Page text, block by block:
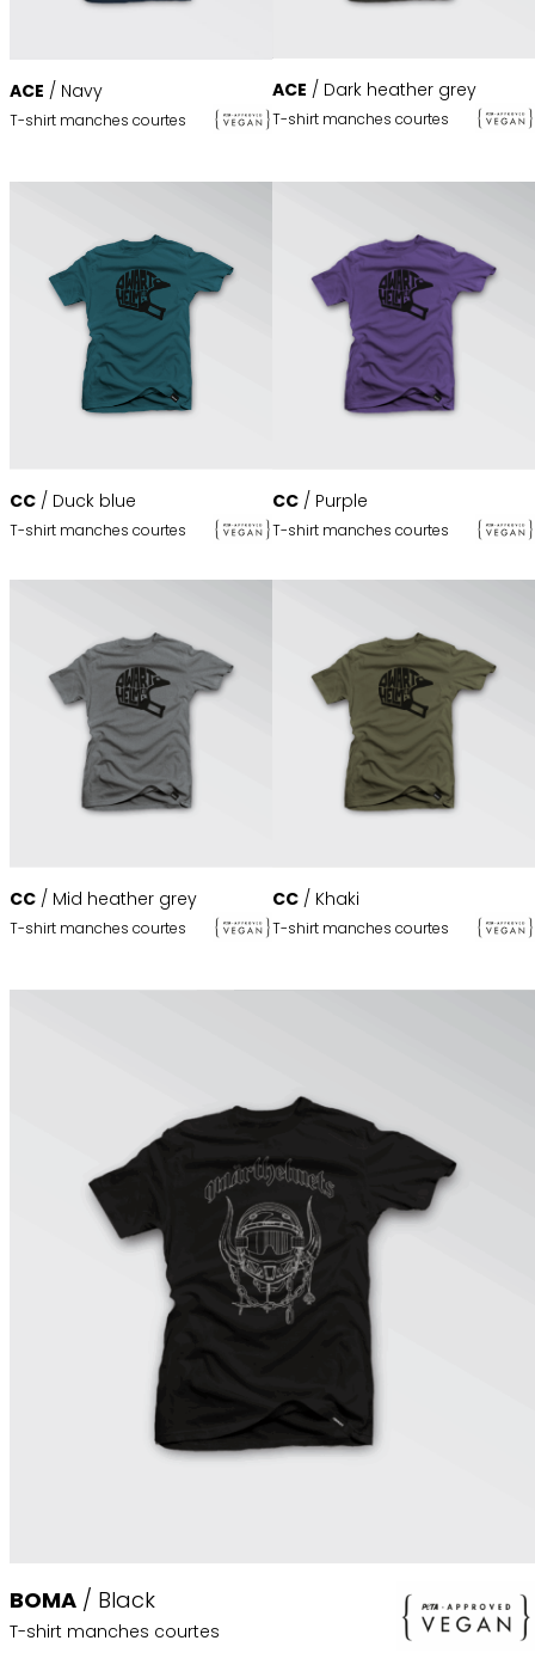
ACE / Navy
T-shirt manches courtes
ACE / Dark heather grey
T-shirt manches courtes
CC / Duck blue
T-shirt manches courtes
CC / Mid heather grey
T-shirt manches courtes
CC / Purple
T-shirt manches courtes
CC / Khaki
T-shirt manches courtes
BOMA / Black
T-shirt manches courtes